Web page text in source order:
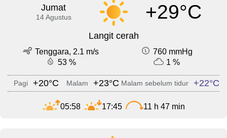
Jumat
14 Agustus +29°C
Langit cerah
Tenggara, 2.1 m/s
760 mmHg
53 %
1 %
Pagi +20°C Malam +23°C Malam sebelum tidur +22°C
05:58 17:45 11 h 47 min